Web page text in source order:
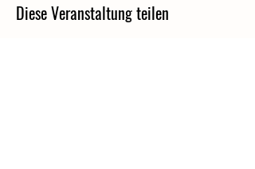
Diese Veranstaltung teilen